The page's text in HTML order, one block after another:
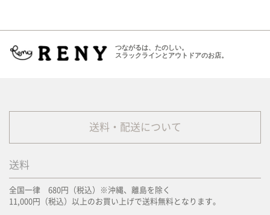
つながるは、たのしい。
スラックラインとアウトドアのお店。
送料・配送について
送料
全国一律 680円（税込）※沖縄、離島を除く
11,000円（税込）以上のお買い上げで送料無料となります。